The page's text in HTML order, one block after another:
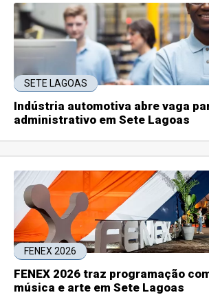
SETE LAGOAS
Indústria automotiva abre vaga
administrativo em Sete Lagoas
FENEX 2026
FENEX 2026 traz programação
música e arte em Sete Lagoas